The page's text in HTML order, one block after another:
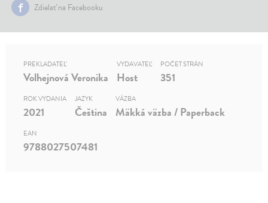
Zdielať na Facebooku
PREKLADATEĽ
Volhejnová Veronika
VYDAVATEĽ
Host
POČET STRÁN
351
ROK VYDANIA
2021
JAZYK
Čeština
VÄZBA
Mäkká väzba / Paperback
EAN
9788027507481